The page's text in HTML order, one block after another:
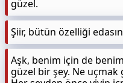
güzel.
Şiir, bütün özelliği
Aşk, benim için de
güzel bir şey. Ne